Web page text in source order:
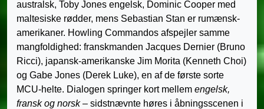
australsk, Toby Jones engelsk, Dominic Cooper med
maltesiske rødder, mens Sebastian Stan er rumænsk-
amerikaner. Howling Commandos afspejler samme
mangfoldighed: franskmanden Jacques Dernier (Bruno
Ricci), japansk-amerikanske Jim Morita (Kenneth Choi)
og Gabe Jones (Derek Luke), en af de første sorte
MCU-helte. Dialogen springer kort mellem engelsk,
fransk og norsk– sidstnævnte høres i åbningsscenen i